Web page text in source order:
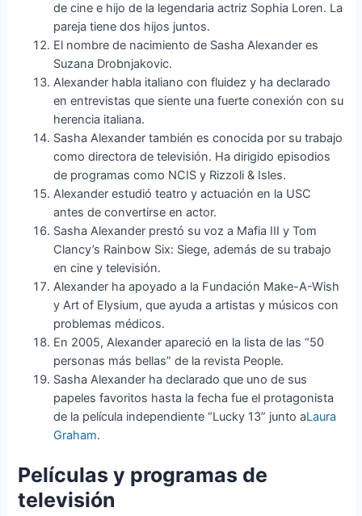
de cine e hijo de la legendaria actriz Sophia Loren. La
pareja tiene dos hijos juntos.
El nombre de nacimiento de Sasha Alexander es
Suzana Drobnjakovic.
Alexander habla italiano con fluidez y ha declarado
en entrevistas que siente una fuerte conexión con su
herencia italiana.
Sasha Alexander también es conocida por su trabajo
como directora de televisión. Ha dirigido episodios
de programas como NCIS y Rizzoli & Isles.
Alexander estudió teatro y actuación en la USC
antes de convertirse en actor.
Sasha Alexander prestó su voz a Mafia III y Tom
Clancy’s Rainbow Six: Siege, además de su trabajo
en cine y televisión.
Alexander ha apoyado a la Fundación Make-A-Wish
y Art of Elysium, que ayuda a artistas y músicos con
problemas médicos.
En 2005, Alexander apareció en la lista de las “50
personas más bellas” de la revista People.
Sasha Alexander ha declarado que uno de sus
papeles favoritos hasta la fecha fue el protagonista
de la película independiente “Lucky 13” junto aLaura
Graham.
Películas y programas de
televisión